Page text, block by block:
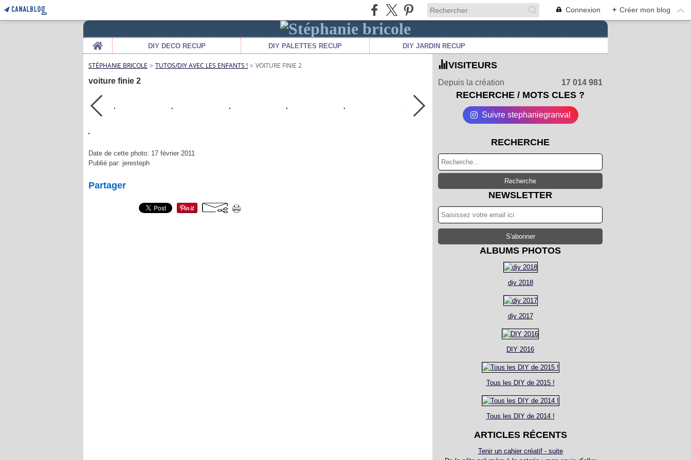
Connexion + Créer mon blog
Home
DIY DECO RECUP DIY PALETTES RECUP DIY JARDIN RECUP
STÉPHANIE BRICOLE > TUTOS/DIY AVEC LES ENFANTS ! > VOITURE FINIE 2
voiture finie 2
Date de cette photo: 17 février 2011
Publié par: jeresteph
Partager
VISITEURS
Depuis la création 17 014 981
RECHERCHE / MOTS CLES ?
Suivre stephaniegranval
RECHERCHE
NEWSLETTER
ALBUMS PHOTOS
diy 2018
diy 2017
DIY 2016
Tous les DIY de 2015 !
Tous les DIY de 2014 !
ARTICLES RÉCENTS
Tenir un cahier créatif - suite